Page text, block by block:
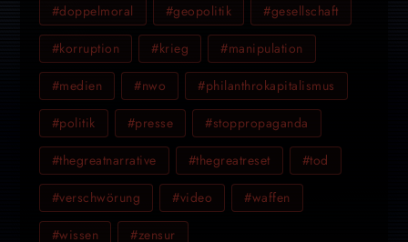
#doppelmoral #geopolitik #gesellschaft
#korruption #krieg #manipulation
#medien #nwo #philanthrokapitalismus
#politik #presse #stoppropaganda
#thegreatnarrative #thegreatreset #tod
#verschwörung #video #waffen
#wissen #zensur